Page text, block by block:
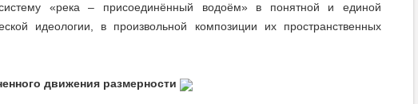
«река – присоединённый водоём» в понятной и единой
идеологии, в произвольной композиции их пространственных
движения размерности